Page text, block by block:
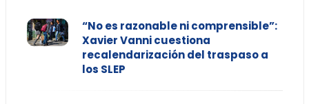
“No es razonable ni comprensible”:
Xavier Vanni cuestiona
recalendarización del traspaso a
los SLEP